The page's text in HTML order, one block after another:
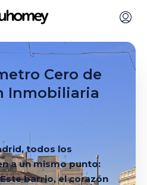
Cero de
Inmobiliaria
todos los
a un mismo punto:
barrio, el corazón